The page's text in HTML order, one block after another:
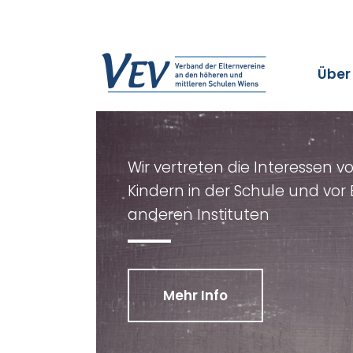
Wir vertreten die Interessen
Kindern in der Schule und
anderen Instituten
Mehr Info